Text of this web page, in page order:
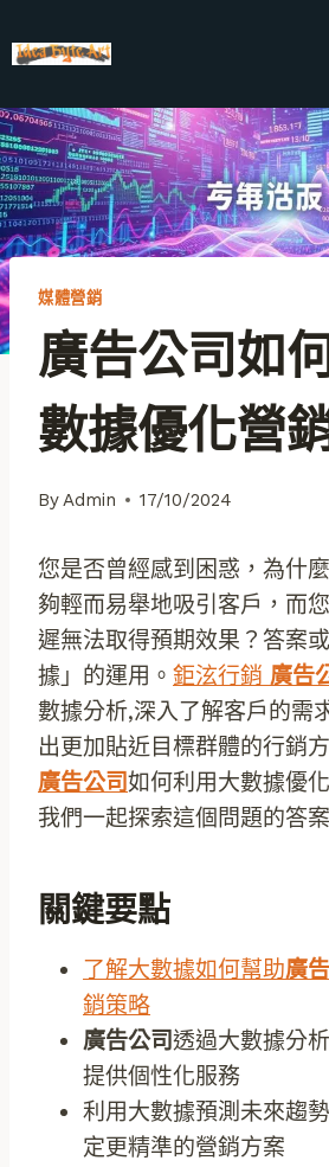
to
媒體營銷
廣告公司如
數據優化營
ByAdmin 17/10/2024
您是否曾經感到困惑，為什
夠輕而易舉地吸引客戶，而
遲無法取得預期效果？答案
據」的運用。 鉅泫行銷 廣告
數據分析,深入了解客戶的需
出更加貼近目標群體的行銷
廣告公司如何利用大數據優
我們一起探索這個問題的答案
關鍵要點
了解大數據如何幫助廣
銷策略
廣告公司透過大數據分
提供個性化服務
利用大數據預測未來趨
定更精準的營銷方案